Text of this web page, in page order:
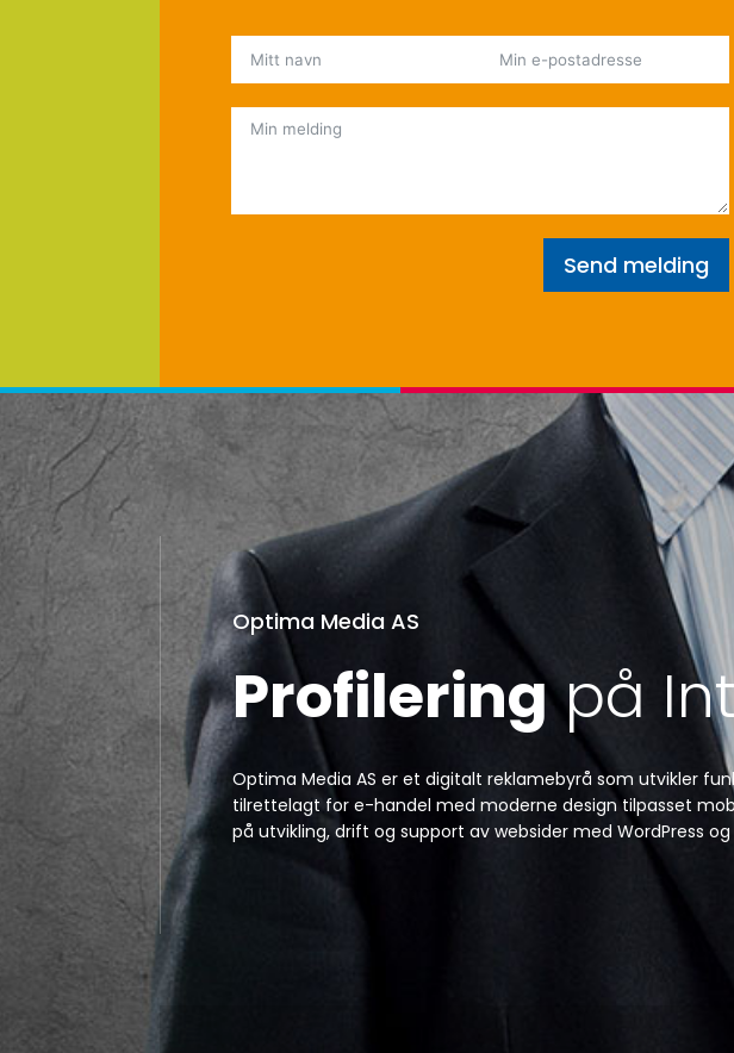
Send melding
Optima Media AS
Profileringpå
Optima Media AS er et digitalt reklamebyrå som utvikler
tilrettelagt for e-handel med moderne design tilpasset
på utvikling, drift og support av websider med WordPress